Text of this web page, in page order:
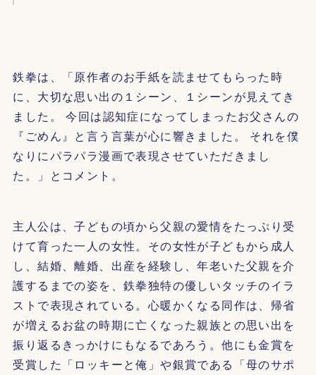
鉄拳は、「原作者のお手紙を読ませてもらった時
に、大切な思い出の１シーン、１シーンが見えてき
ました。 今回は認知症になってしまったお父さんの
『ごめん』と言う言葉が心に響きました。 それを僕
なりにパラパラ漫画で表現させていただきまし
た。」とコメント。
主人公は、子どもの頃から父親の愛情をたっぷり受
けて育った一人の女性。その女性が子どもから成人
し、結婚、離婚、出産を経験し、年老いた父親を介
護するまでの姿を、鉄拳独特の優しいタッチのイラ
ストで表現されている。心暖かくなる同作は、帰省
が増えるお盆の時期に亡くなった親族との思い出を
振り返るきっかけにもなるであろう。他にも金賞を
受賞した「ロッキーと俺」や銀賞である「母のサポ